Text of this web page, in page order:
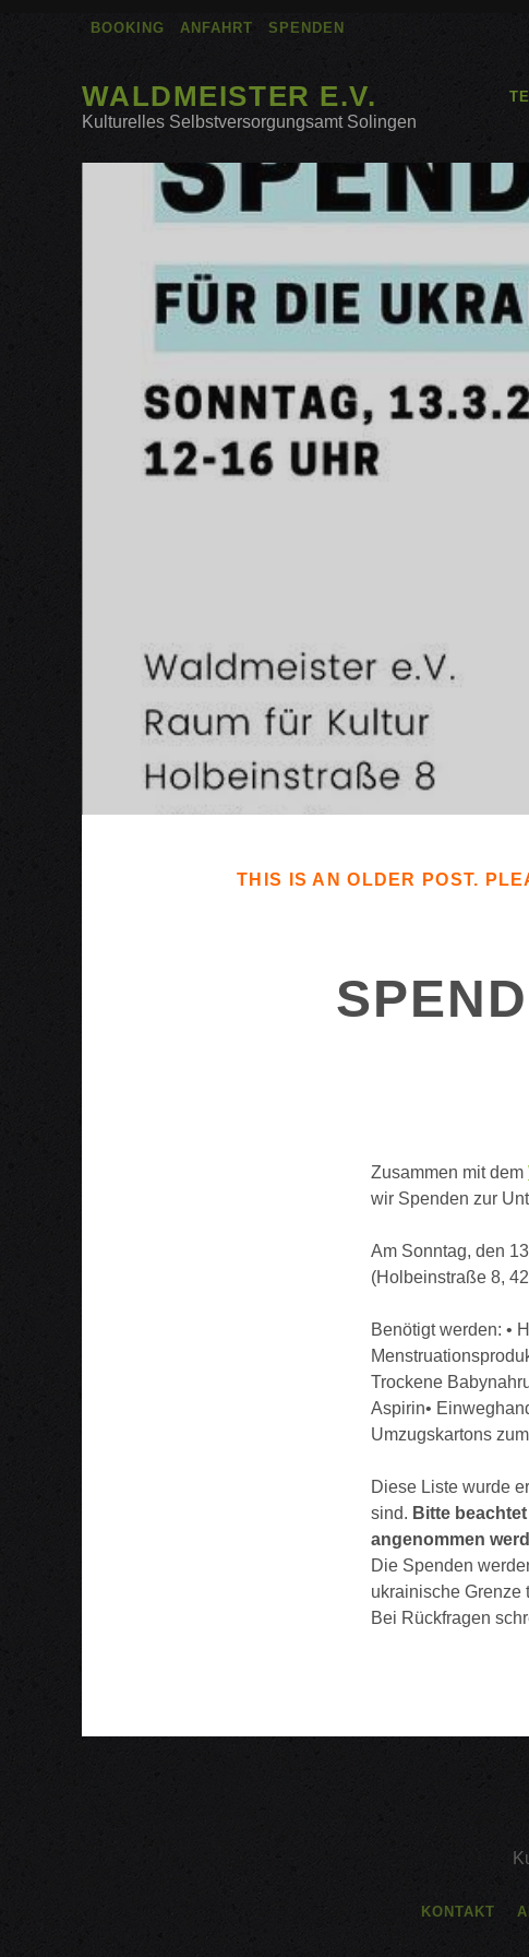
BOOKING ANFAHRT SPENDEN
WALDMEISTER E.V.
Kulturelles Selbstversorgungsamt Solingen
THIS IS AN OLDER POST.
Zusammen mit dem
wir Spenden zur
Am Sonntag, den
(Holbeinstraße 8,
Benötigt werden: •
Trockene
Aspirin•
Umzugskartons
Diese Liste wurde
sind. Bitte
angenommen
Die Spenden
ukrainische Grenze
Bei Rückfragen
KONTAKT